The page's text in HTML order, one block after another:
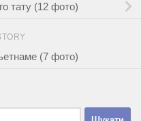
тату (12 фото)
(7 фото)